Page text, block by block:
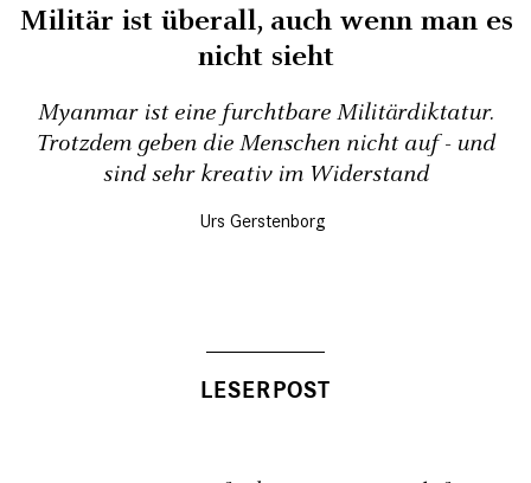
Militär ist überall, auch wenn man es
nicht sieht
Myanmar ist eine furchtbare Militärdiktatur.
Trotzdem geben die Menschen nicht auf - und
sind sehr kreativ im Widerstand
Urs Gerstenborg